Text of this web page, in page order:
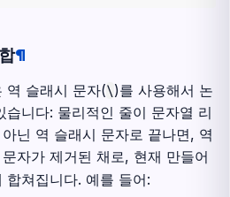
¶
역 슬래시 문자(\)를 사용해서 논
니다: 물리적인 줄이 문자열 리
닌 역 슬래시 문자로 끝나면, 역
자가 제거된 채로, 현재 만들어
쳐집니다. 예를 들어: